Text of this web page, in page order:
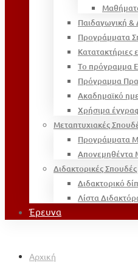
Παιδαγωγική &
Προγράμματα
Κατατακτήριες
Το πρόγραμμα
Πρόγραμμα
Ακαδημαϊκό
Χρήσιμα
Μεταπτυχιακές
Προγράμματα
Απονεμηθέντα
Διδακτορικές Σπουδές
Διδακτορικό
Λίστα
Έρευνα
Αρχική